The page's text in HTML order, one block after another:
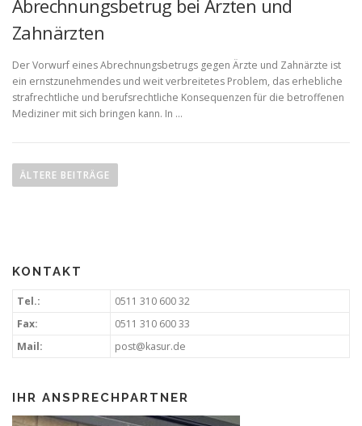
Abrechnungsbetrug bei Ärzten und
Zahnärzten
Der Vorwurf eines Abrechnungsbetrugs gegen Ärzte und Zahnärzte ist
ein ernstzunehmendes und weit verbreitetes Problem, das erhebliche
strafrechtliche und berufsrechtliche Konsequenzen für die betroffenen
Mediziner mit sich bringen kann. In …
ÄLTERE BEITRÄGE
KONTAKT
Tel.:
0511 310 600 32
Fax:
0511 310 600 33
Mail:
post@kasur.de
IHR ANSPRECHPARTNER